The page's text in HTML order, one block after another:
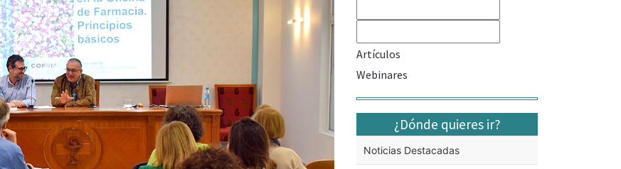
Artículos
Webinares
¿Dónde quieres ir?
Noticias Destacadas